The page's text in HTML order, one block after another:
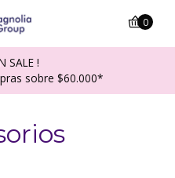
SALE !
sobre $60.000*
0